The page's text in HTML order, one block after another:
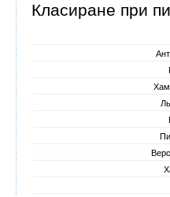
Класиране при